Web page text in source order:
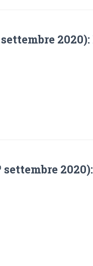
settembre 2020):